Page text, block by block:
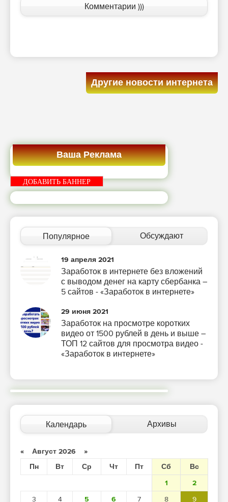
Комментарии )))
Другие новости интернета
Ваша Реклама
ДОБАВИТЬ БАННЕР
Популярное Обсуждают
19 апреля 2021
Заработок в интернете без вложений
с выводом денег на карту сбербанка –
5 сайтов - «Заработок в интернете»
29 июня 2021
Заработок на просмотре коротких
видео от 1500 рублей в день и выше –
ТОП 12 сайтов для просмотра видео -
«Заработок в интернете»
Календарь Архивы
« Август 2026 »
Пн
Вт Ср Чт Пт Сб
Вс
1
2
3
4 5 6 7 8
9